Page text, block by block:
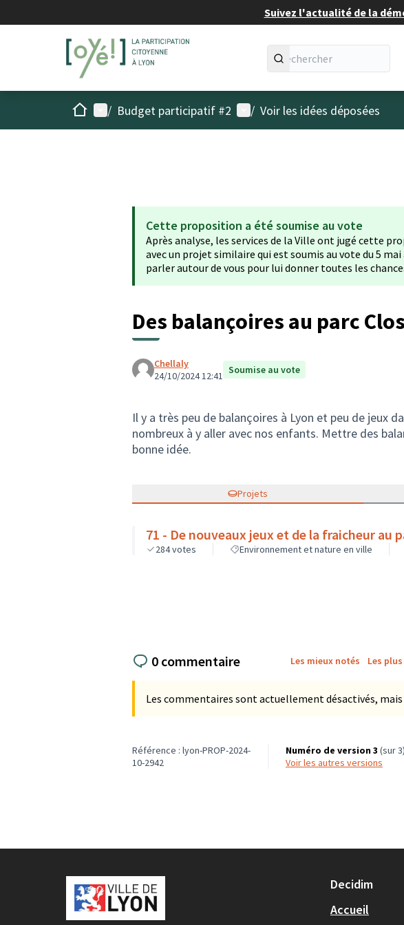
Suivez l'actualité de la
AccueilMenu principal
/ Budget participatif #2 Menu utilisateur
/ Voir les idées déposées
Cette proposition a été soumise au vote
Après analyse, les services de la Ville ont jugé cette
avec un projet similaire qui est soumis au vote du 5 mai
parler autour de vous pour lui donner toutes les
Des balançoires au parc
Chellaly
24/10/2024 12:41 Soumise au vote
Il y a très peu de balançoires à Lyon et peu de jeux
nombreux à y aller avec nos enfants. Mettre des
bonne idée.
Projets
71 - De nouveaux jeux et de la fraicheur au
284votes Environnement et nature en ville
0 commentaire Les mieux notés Les
Les commentaires sont actuellement désactivés, mais
Référence : lyon-PROP-2024-
10-2942
Numéro de version 3 (sur 3)
voir les autres versions
Decidim
Accueil